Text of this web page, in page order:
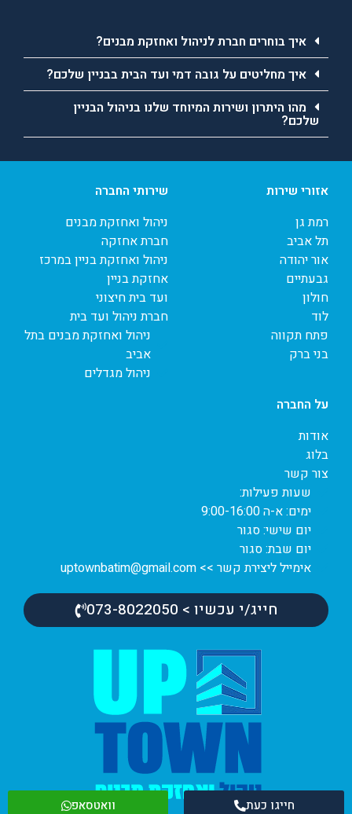
איך בוחרים חברת לניהול ואחזקת מבנים?
איך מחליטים על גובה דמי ועד הבית בבניין שלכם?
מהו היתרון ושירות המיוחד שלנו בניהול הבניין
שלכם?
אזורי שירות
רמת גן
תל אביב
אור יהודה
גבעתיים
חולון
לוד
פתח תקווה
בני ברק
שירותי החברה
ניהול ואחזקת מבנים
חברת אחזקה
ניהול ואחזקת בניין במרכז
אחזקת בניין
ועד בית חיצוני
חברת ניהול ועד בית
ניהול ואחזקת מבנים בתל
אביב
ניהול מגדלים
על החברה
אודות
בלוג
צור קשר
שעות פעילות:
ימים: א-ה 9:00-16:00
יום שישי: סגור
יום שבת: סגור
אימייל ליצירת קשר >> uptownbatim@gmail.com
חייג/י עכשיו > 073-8022050
חייגו כעת וואטסאפ